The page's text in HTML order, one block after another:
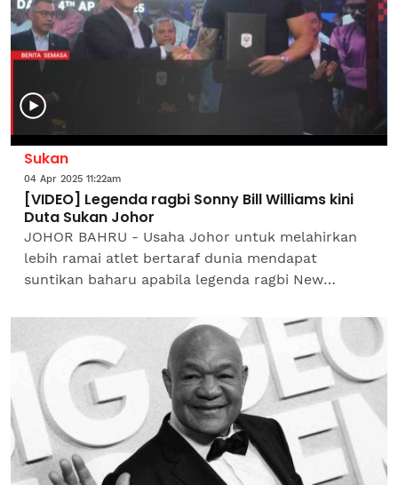
Sukan
04 Apr 2025 11:22am
[VIDEO] Legenda ragbi Sonny Bill Williams kini
Duta Sukan Johor
JOHOR BAHRU - Usaha Johor untuk melahirkan
lebih ramai atlet bertaraf dunia mendapat
suntikan baharu apabila legenda ragbi New
Duta Sukan...